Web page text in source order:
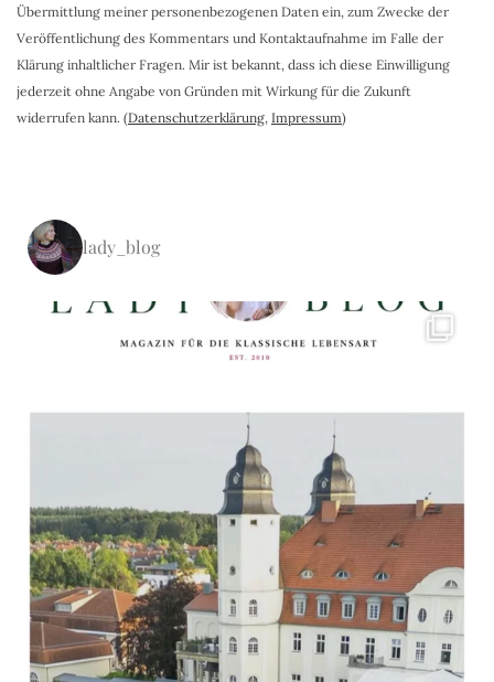
Übermittlung meiner personenbezogenen Daten ein, zum Zwecke der
Veröffentlichung des Kommentars und Kontaktaufnahme im Falle der
Klärung inhaltlicher Fragen. Mir ist bekannt, dass ich diese Einwilligung
jederzeit ohne Angabe von Gründen mit Wirkung für die Zukunft
widerrufen kann. (Datenschutzerklärung, Impressum)
lady_blog